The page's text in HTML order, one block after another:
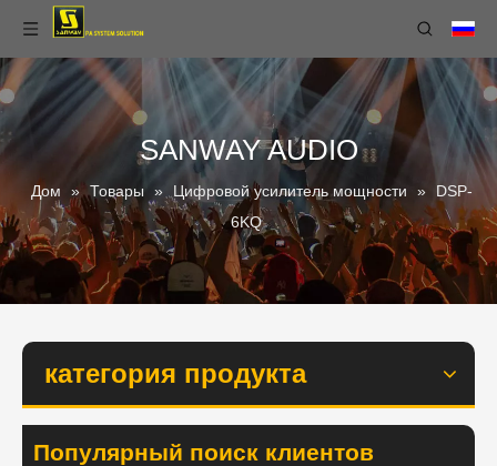
SANWAY AUDIO
Дом » Товары » Цифровой усилитель мощности »
DSP-
6KQ
категория продукта
Популярный поиск клиентов